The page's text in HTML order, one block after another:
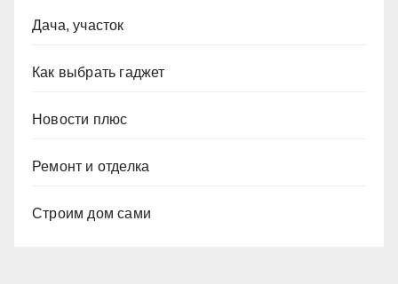
Дача, участок
Как выбрать гаджет
Новости плюс
Ремонт и отделка
Строим дом сами